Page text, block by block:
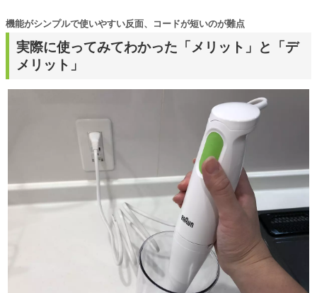
実際に使ってみてわかった「メリット」と「デ
メリット」
機能がシンプルで使いやすい反面、コードが短いのが難点